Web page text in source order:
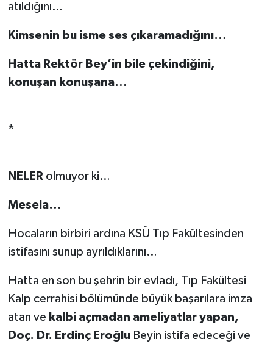
atıldığını…
Kimsenin bu isme ses çıkaramadığını…
Hatta Rektör Bey’in bile çekindiğini,
konuşan konuşana…
*
NELERolmuyor ki…
Mesela…
Hocaların birbiri ardına KSÜ Tıp Fakültesinden
istifasını sunup ayrıldıklarını…
Hatta en son bu şehrin bir evladı, Tıp Fakültesi
Kalp cerrahisi bölümünde büyük başarılara imza
atan ve kalbi açmadan ameliyatlar yapan,
Doç. Dr. Erdinç EroğluBeyin istifa edeceği ve